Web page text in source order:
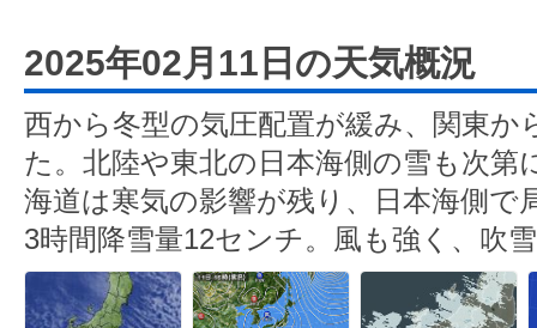
2025年02月11日の天気概況
西から冬型の気圧配置が緩み、関東か
た。北陸や東北の日本海側の雪も次第
海道は寒気の影響が残り、日本海側で
3時間降雪量12センチ。風も強く、吹